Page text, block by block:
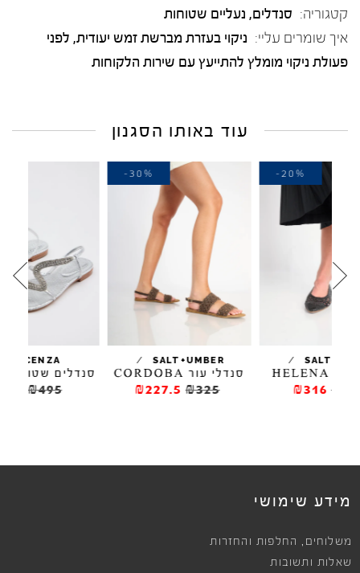
קטגוריה: סנדלים, נעליים שטוחות
איך שומרים עליי: ניקוי בעזרת מברשת זמש יעודית, לפני
פעולת ניקוי מומלץ להתייעץ עם שירות הלקוחות
עוד באותו הסגנון
SALT+UMBER
/
סנדלי עור CORDOBA
₪227.5
-30%
סנדלים שטוחים PIRAN
₪396
מידע שימושי
משלוחים , החלפות והחזרות
שאלות ותשובות